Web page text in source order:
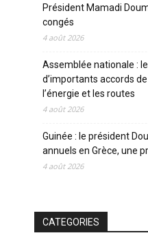
Président Mamadi
congés
4 août 2026
Assemblée nationale :
d’importants accords
l’énergie et les routes
4 août 2026
Guinée : le président
annuels en Grèce, une
4 août 2026
CATEGORIES